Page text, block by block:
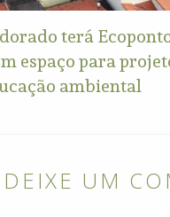
terá
espaço para
ambiental
DEIXE UM